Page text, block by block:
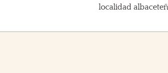
localidad